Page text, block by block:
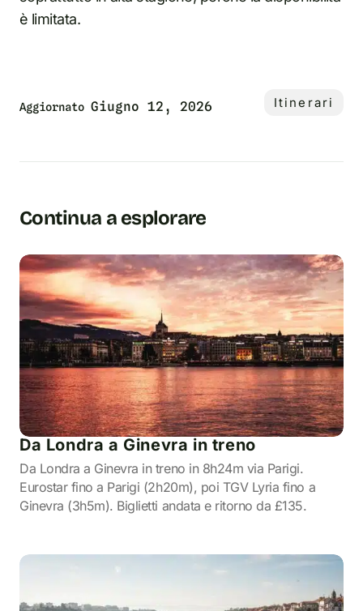
è limitata.
Aggiornato Giugno 12, 2026 Itinerari
Continua a esplorare
Da Londra a Ginevra in treno
Da Londra a Ginevra in treno in 8h24m via Parigi.
Eurostar fino a Parigi (2h20m), poi TGV Lyria fino a
Ginevra (3h5m). Biglietti andata e ritorno da £135.